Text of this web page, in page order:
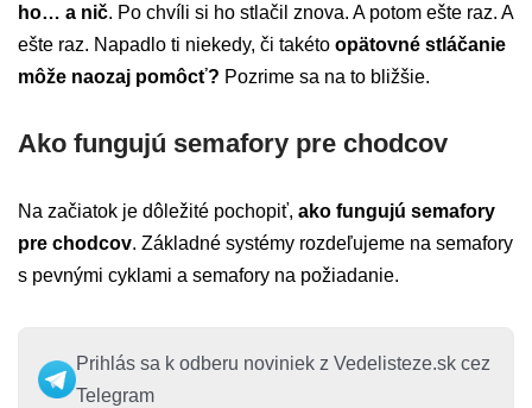
ho… a nič. Po chvíli si ho stlačil znova. A potom ešte raz. A
ešte raz. Napadlo ti niekedy, či takéto opätovné stláčanie
môže naozaj pomôcť? Pozrime sa na to bližšie.
Ako fungujú semafory pre chodcov
Na začiatok je dôležité pochopiť, ako fungujú semafory
pre chodcov. Základné systémy rozdeľujeme na semafory
s pevnými cyklami a semafory na požiadanie.
Prihlás sa k odberu noviniek z Vedelisteze.sk cez
Telegram